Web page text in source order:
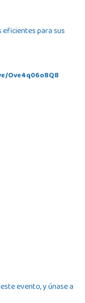
eficientes para sus
Ove4q06o8Q8
evento, y únase a